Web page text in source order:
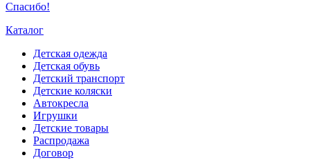
Спасибо!
Каталог
Детская одежда
Детская обувь
Детский транспорт
Детские коляски
Автокресла
Игрушки
Детские товары
Распродажа
Договор